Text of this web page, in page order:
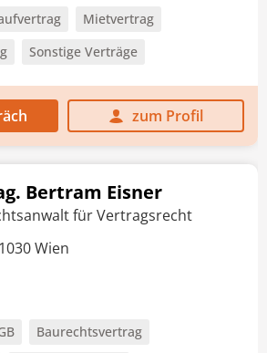
Mietvertrag
Sonstige Verträge
zum Profil
Bertram Eisner
für Vertragsrecht
1030 Wien
Baurechtsvertrag